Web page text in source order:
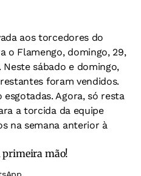
aos torcedores do
o Flamengo, domingo, 29,
sábado e domingo,
foram vendidos.
Agora, só resta
a torcida da equipe
na semana anterior à
mão!